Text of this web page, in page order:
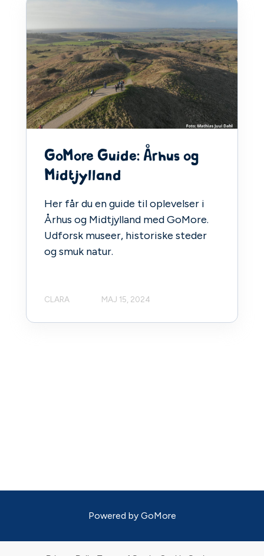
GoMore Guide: Århus og
Midtjylland
Her får du en guide til oplevelser i
Århus og Midtjylland med GoMore.
Udforsk museer, historiske steder
og smuk natur.
CLARA MAJ 15, 2024
Powered by GoMore